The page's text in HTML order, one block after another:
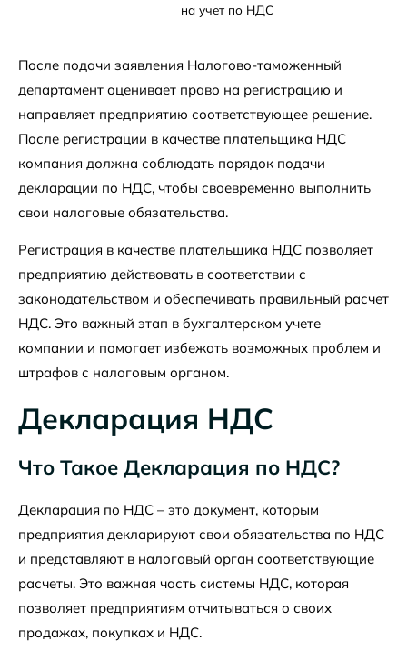
на учет по НДС
После подачи заявления Налогово-таможенный
департамент оценивает право на регистрацию и
направляет предприятию соответствующее решение.
После регистрации в качестве плательщика НДС
компания должна соблюдать порядок подачи
декларации по НДС, чтобы своевременно выполнить
свои налоговые обязательства.
Регистрация в качестве плательщика НДС позволяет
предприятию действовать в соответствии с
законодательством и обеспечивать правильный расчет
НДС. Это важный этап в бухгалтерском учете
компании и помогает избежать возможных проблем и
штрафов с налоговым органом.
Декларация НДС
Что Такое Декларация по НДС?
Декларация по НДС – это документ, которым
предприятия декларируют свои обязательства по НДС
и представляют в налоговый орган соответствующие
расчеты. Это важная часть системы НДС, которая
позволяет предприятиям отчитываться о своих
продажах, покупках и НДС.